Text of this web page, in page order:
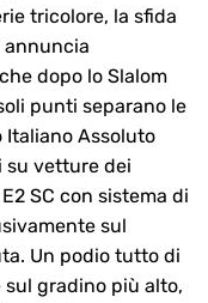
tricolore, la sfida
annuncia
dopo lo Slalom
punti separano le
Italiano Assoluto
su vetture dei
SC con sistema di
sul
Un podio tutto di
sul gradino più alto,